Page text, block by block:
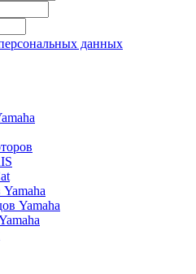
данных
Yamaha